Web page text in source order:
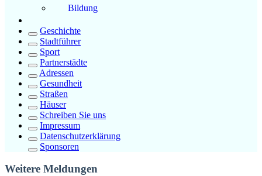
Bildung
Geschichte
Stadtführer
Sport
Partnerstädte
Adressen
Gesundheit
Straßen
Häuser
Schreiben Sie uns
Impressum
Datenschutzerklärung
Sponsoren
Weitere Meldungen